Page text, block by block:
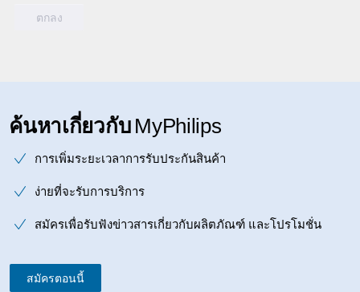
ค้นหาเกี่ยวกับ MyPhilips
การเพิ่มระยะเวลาการรับประกันสินค้า
ง่ายที่จะรับการบริการ
สมัครเพื่อรับฟังข่าวสารเกี่ยวกับผลิตภัณฑ์ และโปรโมชั่น
สมัครตอนนี้